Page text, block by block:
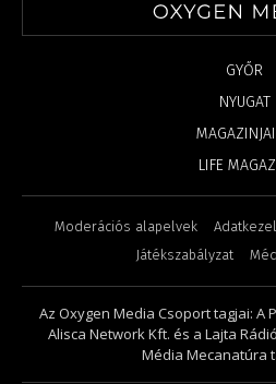
GYŐR
NYUGAT
LIFE
Moderációs alapelvek
Játékszabályzat
Az Oxygen Media Csoport tagjai: A
Alisca Network Kft. és a Lajta
Média Mecanatúra